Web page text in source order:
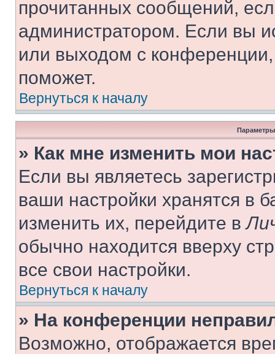
прочитанных сообщений,
администратором. Если вы
или выходом с
поможет.
Вернуться к началу
Параметры
» Как мне изменить мои
Если вы являетесь
ваши настройки хранятся в
изменить их, перейдите в
обычно находится вверху
все свои настройки.
Вернуться к началу
» На конференции
Возможно, отображается